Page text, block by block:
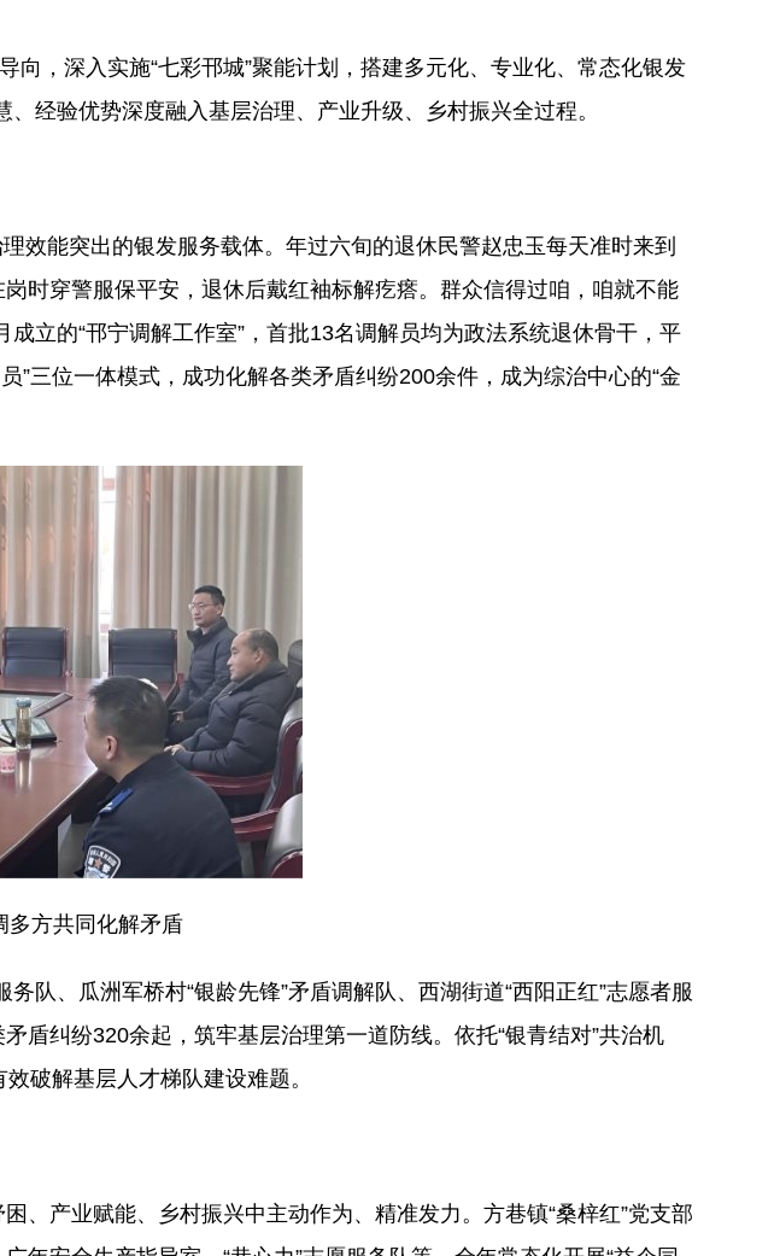
，深入实施“七彩邗城”聚能计划，搭建多元化、专业化、常态化银发
经验优势深度融入基层治理、产业升级、乡村振兴全过程。
效能突出的银发服务载体。年过六旬的退休民警赵忠玉每天准时来到
时穿警服保平安，退休后戴红袖标解疙瘩。群众信得过咱，咱就不能
立的“邗宁调解工作室”，首批13名调解员均为政法系统退休骨干，平
三位一体模式，成功化解各类矛盾纠纷200余件，成为综治中心的“金
多方共同化解矛盾
队、瓜洲军桥村“银龄先锋”矛盾调解队、西湖街道“西阳正红”志愿者服
盾纠纷320余起，筑牢基层治理第一道防线。依托“银青结对”共治机
破解基层人才梯队建设难题。
、产业赋能、乡村振兴中主动作为、精准发力。方巷镇“桑梓红”党支部